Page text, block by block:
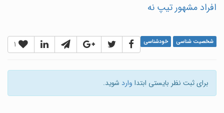
افراد مشهور تیپ نه
1 شخصیت شناسی خودشناسی
برای ثبت نظر بایستی ابتدا وارد شوید.